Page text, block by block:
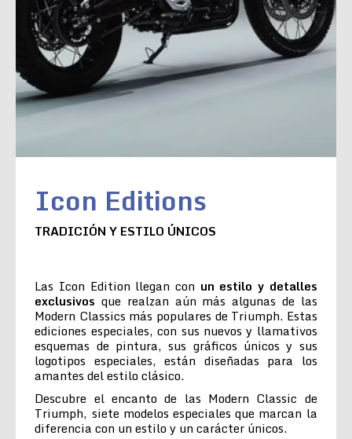
Icon Editions
TRADICIÓN Y ESTILO ÚNICOS
Las Icon Edition llegan con un estilo y detalles
exclusivos que realzan aún más algunas de las
Modern Classics más populares de Triumph. Estas
ediciones especiales, con sus nuevos y llamativos
esquemas de pintura, sus gráficos únicos y sus
logotipos especiales, están diseñadas para los
amantes del estilo clásico.
Descubre el encanto de las Modern Classic de
Triumph, siete modelos especiales que marcan la
diferencia con un estilo y un carácter únicos.